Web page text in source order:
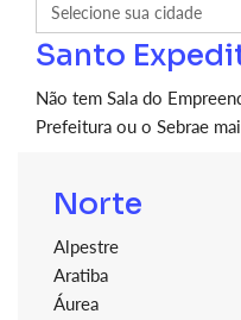
Santo
Não tem Sala do
Prefeitura ou o Sebrae
Norte
Alpestre
Aratiba
Áurea